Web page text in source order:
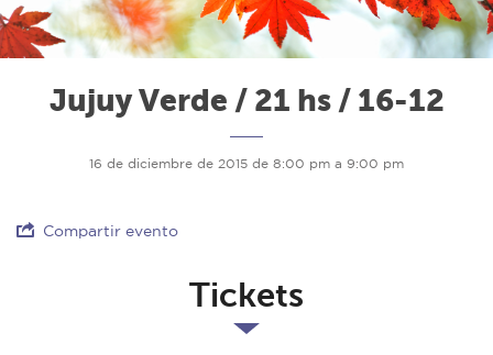
Jujuy Verde / 21 hs / 16-12
16 de diciembre de 2015 de 8:00 pm a 9:00 pm
Compartir evento
Tickets